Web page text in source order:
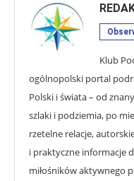
Klub
ogólnopolski portal
Polski i świata – od
szlaki i podziemia, po
rzetelne relacje,
i praktyczne informacje
miłośników aktywnego